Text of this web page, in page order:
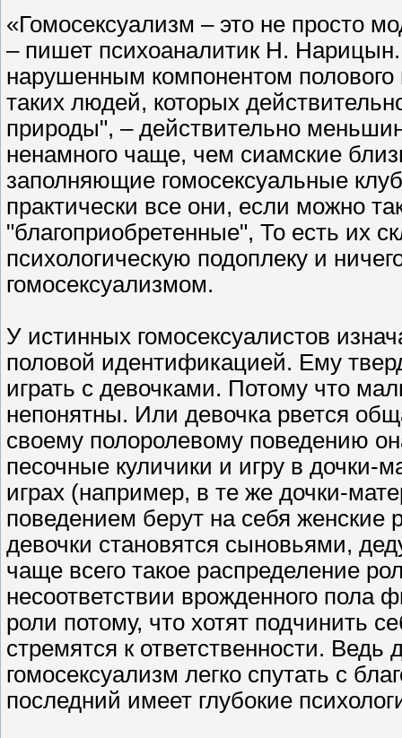
«Гомосексуализм – это не просто
– пишет психоаналитик Н.
нарушенным компонентом
таких людей, которых
природы", – действительно
ненамного чаще, чем сиамские
заполняющие гомосексуальные
практически все они, если можно
"благоприобретенные", То есть их
психологическую подоплеку и
гомосексуализмом.
У истинных гомосексуалистов
половой идентификацией. Ему
играть с девочками. Потому что
непонятны. Или девочка рвется
своему полоролевому поведению
песочные куличики и игру в дочки-
играх (например, в те же дочки-
поведением берут на себя
девочки становятся сыновьями,
чаще всего такое распределение
несоответствии врожденного пола
роли потому, что хотят подчинить
стремятся к ответственности.
гомосексуализм легко спутать с
последний имеет глубокие